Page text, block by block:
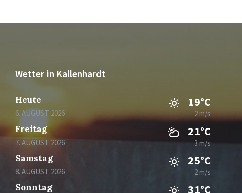
Wetter in Kallenhardt
Heute
6. AUGUST 2026
19°C
2 m/s
Freitag
7. AUGUST 2026
21°C
3 m/s
Samstag
8. AUGUST 2026
25°C
2 m/s
Sonntag 31°C